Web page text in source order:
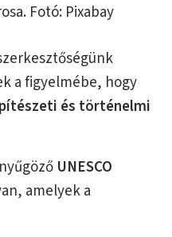
Fotó: Pixabay
a figyelmébe, hogy
és történelmi
UNESCO
amelyek a